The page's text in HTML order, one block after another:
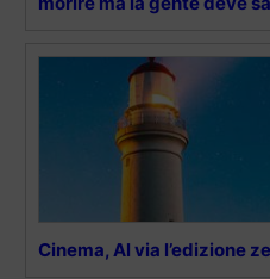
Cinema, Al via l’edizione